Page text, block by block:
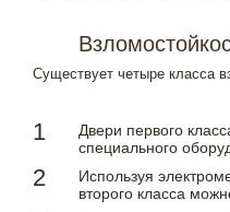
Существует четыре класса
Двери первого
специального
Используя
второго класса